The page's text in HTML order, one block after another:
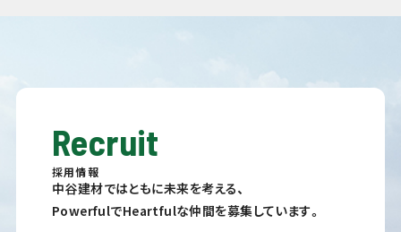
Recruit
採用情報
中谷建材ではともに未来を考える、
PowerfulでHeartfulな仲間を募集しています。